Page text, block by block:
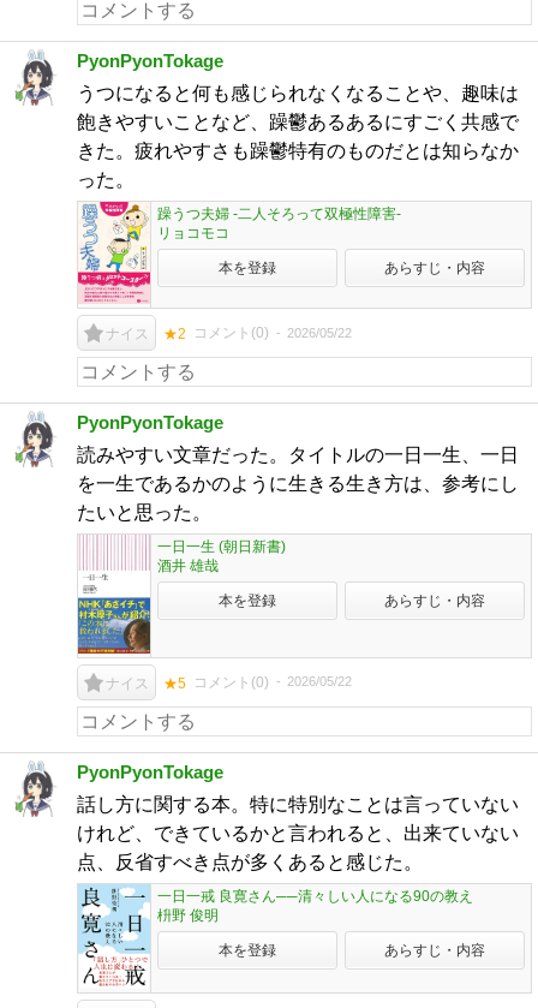
PyonPyonTokage
うつになると何も感じられなくなることや、趣味は
飽きやすいことなど、躁鬱あるあるにすごく共感で
きた。疲れやすさも躁鬱特有のものだとは知らなか
った。
躁うつ夫婦 -二人そろって双極性障害-
リョコモコ
本を登録 あらすじ・内容
ナイス ★2 コメント(0) 2026/05/22
PyonPyonTokage
読みやすい文章だった。タイトルの一日一生、一日
を一生であるかのように生きる生き方は、参考にし
たいと思った。
一日一生 (朝日新書)
酒井 雄哉
本を登録 あらすじ・内容
ナイス ★5 コメント(0) 2026/05/22
PyonPyonTokage
話し方に関する本。特に特別なことは言っていない
けれど、できているかと言われると、出来ていない
点、反省すべき点が多くあると感じた。
一日一戒 良寛さん──清々しい人になる90の教え
枡野 俊明
本を登録 あらすじ・内容